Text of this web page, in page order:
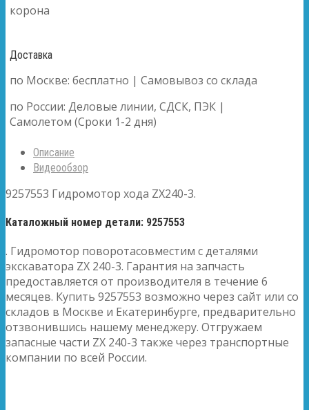
корона
Доставка
по Москве: бесплатно | Самовывоз со склада
по России: Деловые линии, СДСК, ПЭК |
Самолетом (Сроки 1-2 дня)
Описание
Видеообзор
9257553 Гидромотор хода ZX240-3.
Каталожный номер детали: 9257553
. Гидромотор поворотасовместим с деталями
экскаватора ZX 240-3. Гарантия на запчасть
предоставляется от производителя в течение 6
месяцев. Купить 9257553 возможно через сайт или со
складов в Москве и Екатеринбурге, предварительно
отзвонившись нашему менеджеру. Отгружаем
запасные части ZX 240-3 также через транспортные
компании по всей России.